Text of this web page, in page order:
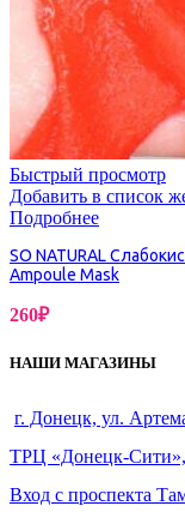
Быстрый просмотр
Добавить в список
Подробнее
SO NATURAL
Ampoule Mask
260₽
НАШИ МАГАЗИНЫ
г. Донецк, ул.
ТРЦ «Донецк-
Вход с проспекта